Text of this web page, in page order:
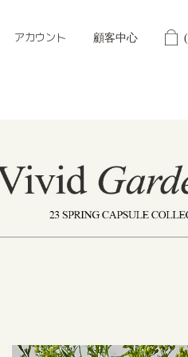
アカウント 顧客中心 (